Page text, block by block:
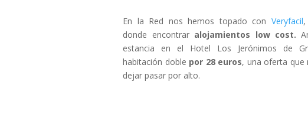
En la Red nos hemos topado con Veryfacil
donde encontrar alojamientos low cost.
estancia en el Hotel Los Jerónimos de
habitación doble por 28 euros, una oferta que
dejar pasar por alto.